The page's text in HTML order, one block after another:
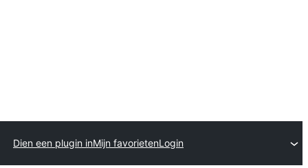
Dien een plugin inMijn favorietenLogin